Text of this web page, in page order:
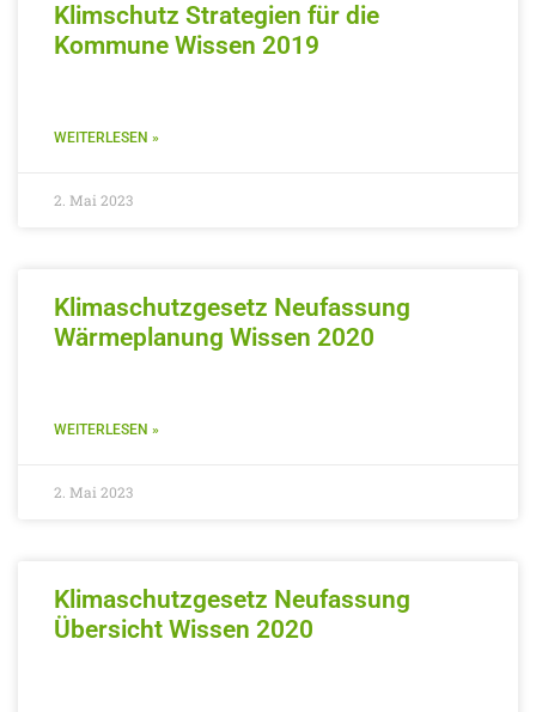
Klimschutz Strategien für die
Kommune Wissen 2019
WEITERLESEN »
2. Mai 2023
Klimaschutzgesetz Neufassung
Wärmeplanung Wissen 2020
WEITERLESEN »
2. Mai 2023
Klimaschutzgesetz Neufassung
Übersicht Wissen 2020